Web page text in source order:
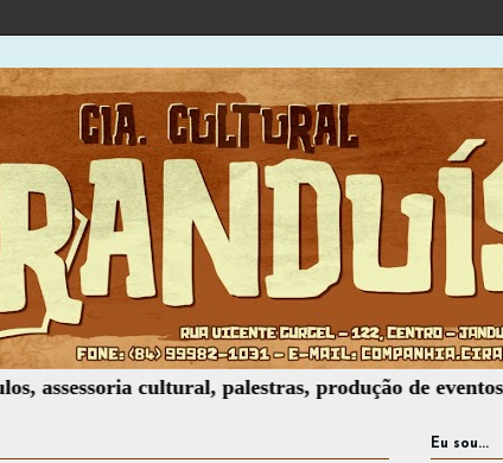
cultural, palestras, produção de eventos,
Eu sou...